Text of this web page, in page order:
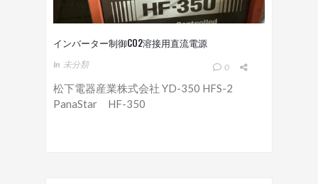
インバーター制御CO2溶接用直流電源
In 未分類 0
松下電器産業株式会社 YD-350 HFS-2
PanaStar HF-350